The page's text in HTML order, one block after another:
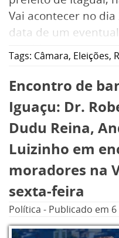
Vai acontecer no
data de um
presidente e ou
vencedora
dezembro de 2028.
A determinação da
possível após o
(TSE) concluir o
mantendo o
candidatura de
Rubão, entendendo
terceiro mandato
que é proibido pela
Tags: Câmara, Eleições,
Encontro de
Iguaçu: Dr.
Dudu Reina,
Luizinho em
moradores na
sexta-feira
Política - Publicado em